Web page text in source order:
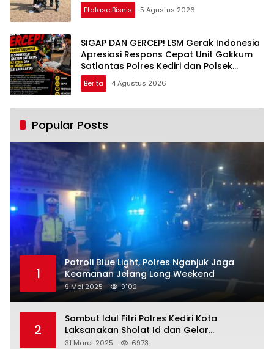
Etalase Bisnis 5 Agustus 2026
SIGAP DAN GERCEP! LSM Gerak Indonesia
Apresiasi Respons Cepat Unit Gakkum
Satlantas Polres Kediri dan Polsek
Ngadiluwih dalam Penanganan
Kecelakaan Lalu Lintas
Berita 4 Agustus 2026
Popular Posts
1
Patroli Blue Light, Polres Nganjuk Jaga
Keamanan Jelang Long Weekend
9 Mei 2025 9102
2
Sambut Idul Fitri Polres Kediri Kota
Laksanakan Sholat Id dan Gelar
Halalbihalal
31 Maret 2025 6973